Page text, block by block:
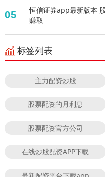
05
恒信证券app最新版本
赚取
标签列表
主力配资炒股
股票配资的月利息
股票配资官方公司
在线炒股配资APP下载